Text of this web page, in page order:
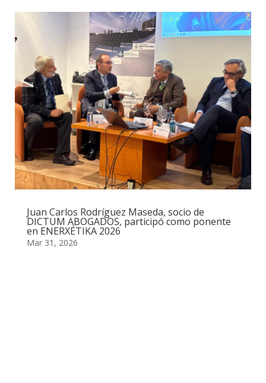
Juan Carlos Rodríguez Maseda, socio de
DICTUM ABOGADOS, participó como ponente
en ENERXÉTIKA 2026
Mar 31, 2026